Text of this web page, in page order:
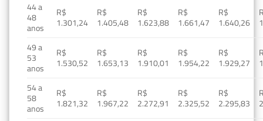
44 a
48
anos
R$
1.301,24
R$
1.405,48
R$
1.623,88
R$
1.661,47
R$
1.640,26
49 a
53
anos
R$
1.530,52
R$
1.653,13
R$
1.910,01
R$
1.954,22
R$
1.929,27
54 a
58
anos
R$
1.821,32
R$
1.967,22
R$
2.272,91
R$
2.325,52
R$
2.295,83